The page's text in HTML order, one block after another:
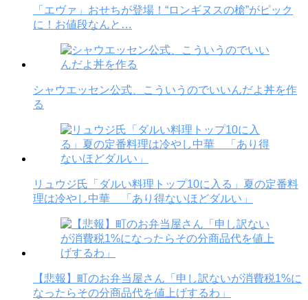
「エヴァ」おせちが登場！“ロンギヌスの槍”がピック
に！お値段なんと…
シャウエッセン公式、こういうのでいいんだよ丼を作
る
リュウジ氏「ダルい料理トップ10に入る」夏の定番料
理は冷やし中華 「あり得ないほどダルい」
【悲報】町のお弁当屋さん「申し訳ないが消費税1%に
なったらその分商品代を値上げするわ」